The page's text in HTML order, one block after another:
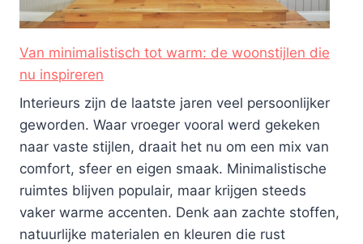
Van minimalistisch tot warm: de woonstijlen die
nu inspireren
Interieurs zijn de laatste jaren veel persoonlijker
geworden. Waar vroeger vooral werd gekeken
naar vaste stijlen, draait het nu om een mix van
comfort, sfeer en eigen smaak. Minimalistische
ruimtes blijven populair, maar krijgen steeds
vaker warme accenten. Denk aan zachte stoffen,
natuurlijke materialen en kleuren die rust